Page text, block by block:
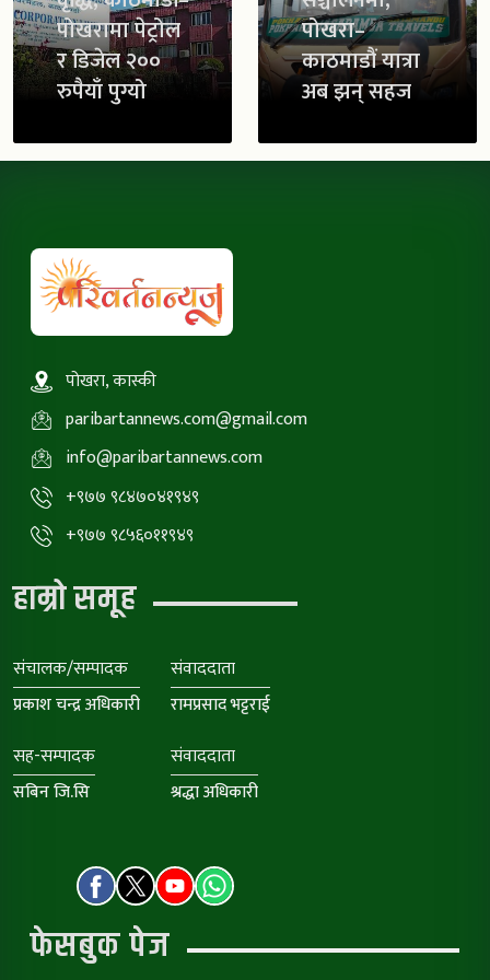
पोखरामा पेट्रोल
र डिजेल २००
रुपैयाँ पुग्यो
पोखरा–
काठमाडौं यात्रा
अब झन् सहज
पोखरा, कास्की
paribartannews.com@gmail.com
info@paribartannews.com
+९७७ ९८४७०४१९४९
+९७७ ९८५६०११९४९
हाम्रो समूह
संचालक/सम्पादक
प्रकाश चन्द्र अधिकारी
संवाददाता
रामप्रसाद भट्टराई
सह-सम्पादक
सबिन जि.सि
संवाददाता
श्रद्धा अधिकारी
फेसबुक पेज